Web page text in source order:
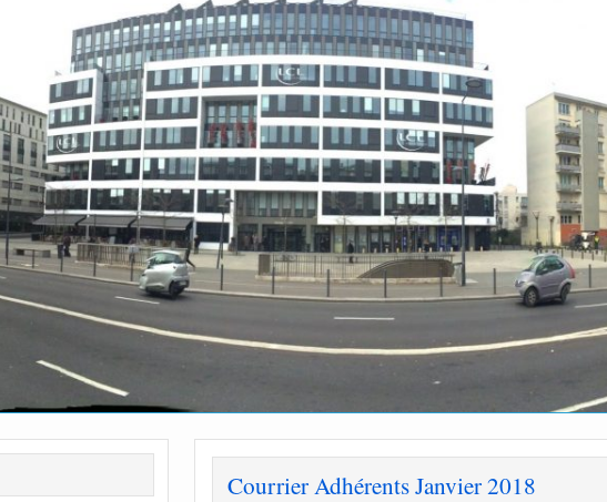
Courrier Adhérents Janvier 2018